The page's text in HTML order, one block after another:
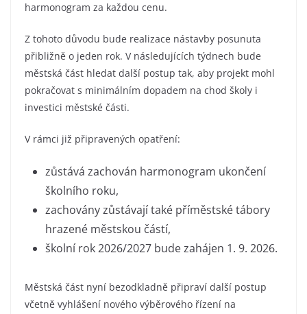
harmonogram za každou cenu.
Z tohoto důvodu bude realizace nástavby posunuta
přibližně o jeden rok. V následujících týdnech bude
městská část hledat další postup tak, aby projekt mohl
pokračovat s minimálním dopadem na chod školy i
investici městské části.
V rámci již připravených opatření:
zůstává zachován harmonogram ukončení
školního roku,
zachovány zůstávají také příměstské tábory
hrazené městskou částí,
školní rok 2026/2027 bude zahájen 1. 9. 2026.
Městská část nyní bezodkladně připraví další postup
včetně vyhlášení nového výběrového řízení na